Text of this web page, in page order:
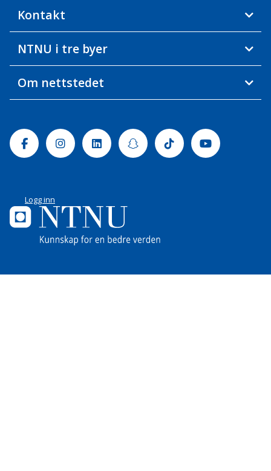
Kontakt
NTNU i tre byer
Om nettstedet
FacebookInstagramLinkedinSnapchatTiktok Youtube
Logg inn